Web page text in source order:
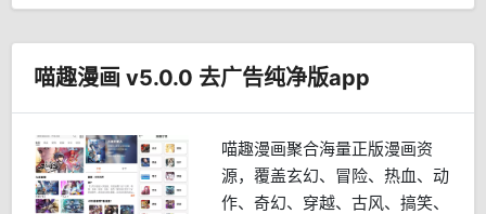
喵趣漫画 v5.0.0 去广告纯净版app
喵趣漫画聚合海量正版漫画资
源，覆盖玄幻、冒险、热血、动
作、奇幻、穿越、古风、搞笑、